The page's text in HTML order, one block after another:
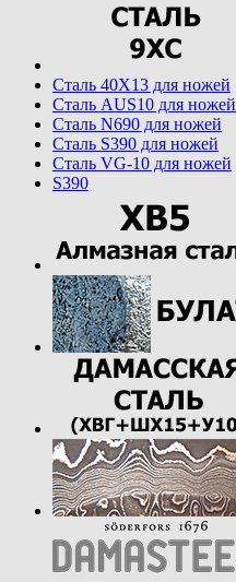
Cталь 40Х13 для ножей
Cталь AUS10 для ножей
Cталь N690 для ножей
Cталь S390 для ножей
Cталь VG-10 для ножей
S390